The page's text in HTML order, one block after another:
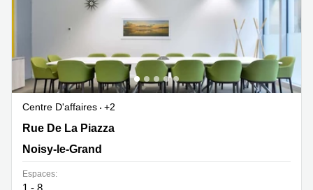
Centre D'affaires
+2
201 Rue De La Piazza, Noisy-le-Grand
Rue De La Piazza
Noisy-le-Grand
Espaces: